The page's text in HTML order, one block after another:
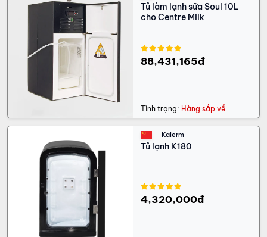
Tủ làm lạnh sữa Soul 10L
cho Centre Milk
88,431,165đ
Tình trạng: Hàng sắp về
Kalerm
Tủ lạnh K180
4,320,000đ